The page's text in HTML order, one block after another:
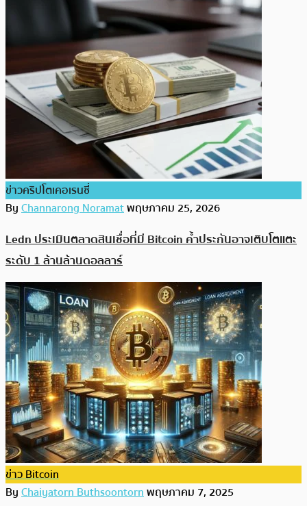
ข่าวคริปโตเคอเรนซี่
ByChannarong Noramatพฤษภาคม 25, 2026
Ledn ประเมินตลาดสินเชื่อที่มี Bitcoin ค้ำประกันอาจเติบโตแตะ
ระดับ 1 ล้านล้านดอลลาร์
ข่าว Bitcoin
ByChaiyatorn Buthsoontornพฤษภาคม 7, 2025